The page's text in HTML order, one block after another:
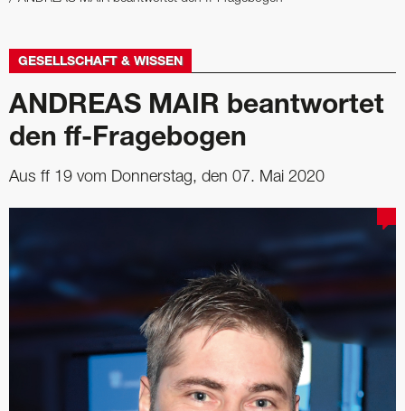
GESELLSCHAFT & WISSEN
ANDREAS MAIR beantwortet
den ff-Fragebogen
Aus ff 19 vom Donnerstag, den 07. Mai 2020